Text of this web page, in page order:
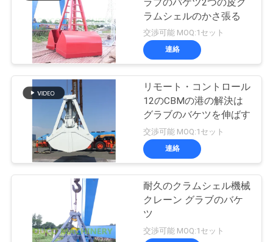
ラブのバケツ2つの皮ク
ラムシェルのかさ張る
交渉可能 MOQ:1セット
連絡
リモート・コントロール
12のCBMの港の解決は
グラブのバケツを伸ばす
交渉可能 MOQ:1セット
連絡
耐久のクラムシェル機械
クレーン グラブのバケ
ツ
交渉可能 MOQ:1セット